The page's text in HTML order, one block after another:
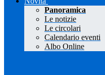
Panoramica
Le notizie
Le circolari
Calendario eventi
Albo Online